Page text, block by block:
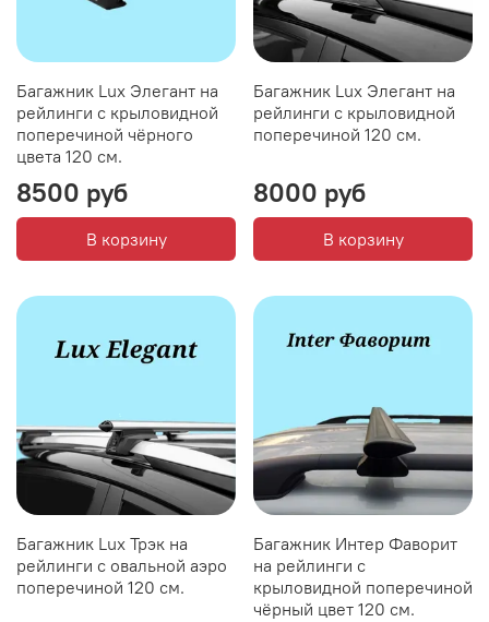
Багажник Lux Элегант на
рейлинги с крыловидной
поперечиной чёрного
цвета 120 см.
8500 руб
В корзину
Багажник Lux Элегант на
рейлинги с крыловидной
поперечиной 120 см.
8000 руб
В корзину
Багажник Lux Трэк на
рейлинги с овальной аэро
поперечиной 120 см.
Багажник Интер Фаворит
на рейлинги с
крыловидной поперечиной
чёрный цвет 120 см.